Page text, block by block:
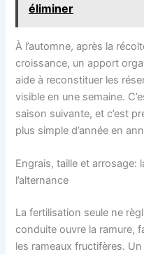
éliminer
À l’automne, après la
croissance, un apport
aide à reconstituer les
visible en une semaine.
saison suivante, et c’est
plus simple d’année en
Engrais, taille et arrosage:
l’alternance
La fertilisation seule ne
conduite ouvre la ramure,
les rameaux fructifères.